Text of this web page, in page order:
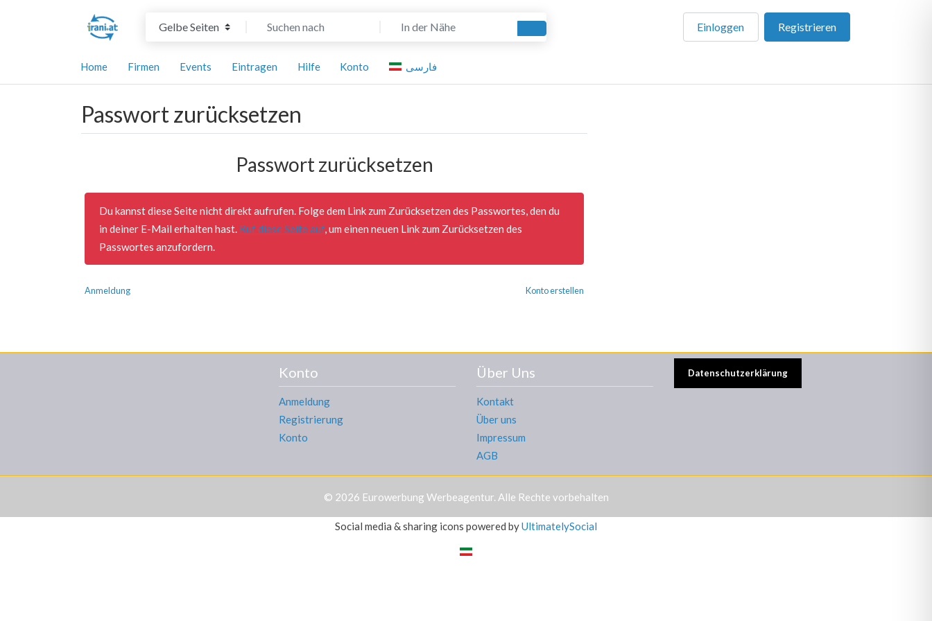
Suchtyp auswählen Suchen nach In der Nähe
Suchen
Einloggen Registrieren
Home Firmen Events Eintragen Hilfe Konto فارسی
Passwort zurücksetzen
Passwort zurücksetzen
Du kannst diese Seite nicht direkt aufrufen. Folge dem Link zum Zurücksetzen des Passwortes, den du
in deiner E-Mail erhalten hast. Ruf diese Seite auf, um einen neuen Link zum Zurücksetzen des
Passwortes anzufordern.
Anmeldung Konto erstellen
Konto
Anmeldung
Registrierung
Konto
Über Uns
Kontakt
Über uns
Impressum
AGB
Datenschutzerklärung
© 2026 Eurowerbung Werbeagentur. Alle Rechte vorbehalten
Social media & sharing icons powered byUltimatelySocial